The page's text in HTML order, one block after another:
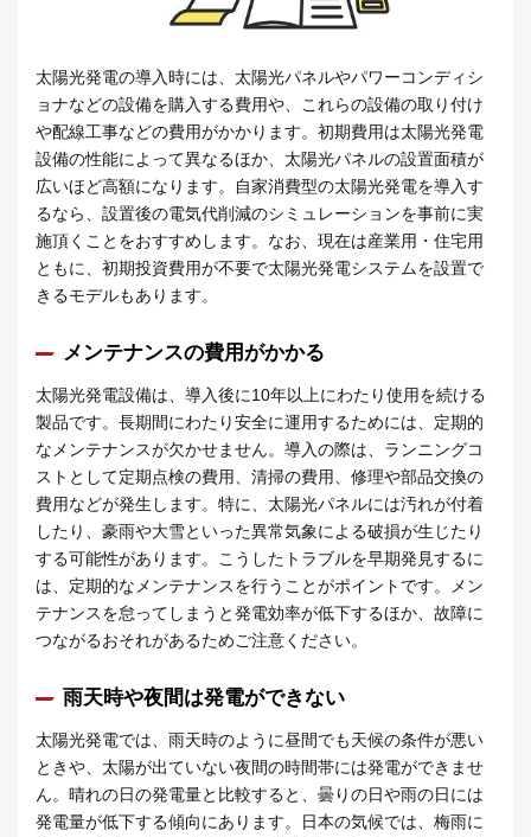
太陽光発電の導入時には、太陽光パネルやパワーコンディシ
ョナなどの設備を購入する費用や、これらの設備の取り付け
や配線工事などの費用がかかります。初期費用は太陽光発電
設備の性能によって異なるほか、太陽光パネルの設置面積が
広いほど高額になります。自家消費型の太陽光発電を導入す
るなら、設置後の電気代削減のシミュレーションを事前に実
施頂くことをおすすめします。なお、現在は産業用・住宅用
ともに、初期投資費用が不要で太陽光発電システムを設置で
きるモデルもあります。
メンテナンスの費用がかかる
太陽光発電設備は、導入後に10年以上にわたり使用を続ける
製品です。長期間にわたり安全に運用するためには、定期的
なメンテナンスが欠かせません。導入の際は、ランニングコ
ストとして定期点検の費用、清掃の費用、修理や部品交換の
費用などが発生します。特に、太陽光パネルには汚れが付着
したり、豪雨や大雪といった異常気象による破損が生じたり
する可能性があります。こうしたトラブルを早期発見するに
は、定期的なメンテナンスを行うことがポイントです。メン
テナンスを怠ってしまうと発電効率が低下するほか、故障に
つながるおそれがあるためご注意ください。
雨天時や夜間は発電ができない
太陽光発電では、雨天時のように昼間でも天候の条件が悪い
ときや、太陽が出ていない夜間の時間帯には発電ができませ
ん。晴れの日の発電量と比較すると、曇りの日や雨の日には
発電量が低下する傾向にあります。日本の気候では、梅雨に